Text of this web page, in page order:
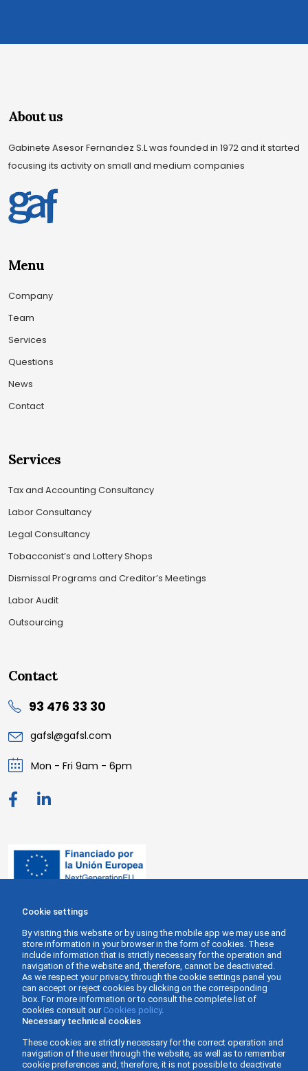
About us
Gabinete Asesor Fernandez S.L was founded in 1972 and it started
focusing its activity on small and medium companies
Menu
Company
Team
Services
Questions
News
Contact
Services
Tax and Accounting Consultancy
Labor Consultancy
Legal Consultancy
Tobacconist’s and Lottery Shops
Dismissal Programs and Creditor’s Meetings
Labor Audit
Outsourcing
Contact
93 476 33 30
gafsl@gafsl.com
Mon - Fri 9am - 6pm
Cookie settings
By visiting this website or by using the mobile app we may use and
store information in your browser in the form of cookies. These
include information that is strictly necessary for the operation and
navigation of the website and, therefore, cannot be deactivated.
As we respect your privacy, through the cookie settings panel you
can accept or reject cookies by clicking on the corresponding
box. For more information or to consult the complete list of
cookies consult our Cookies policy.
Necessary technical cookies
These cookies are strictly necessary for the correct operation and
navigation of the user through the website, as well as to remember
cookie preferences and, therefore, it is not possible to deactivate